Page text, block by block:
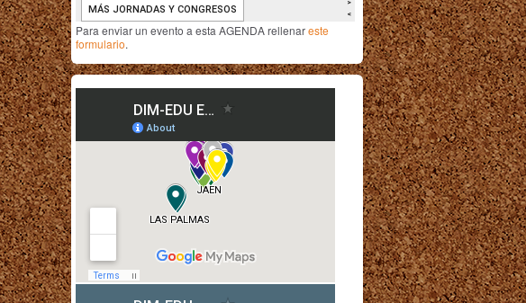
Para enviar un evento a esta AGENDA rellenareste
formulario.